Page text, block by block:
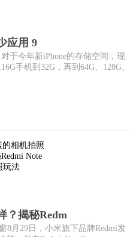
应用 9
于今年新iPhone的存储空间，现
手机到32G，再到64G、128G、
？揭秘Redm
8月29日，小米旗下品牌Redmi发